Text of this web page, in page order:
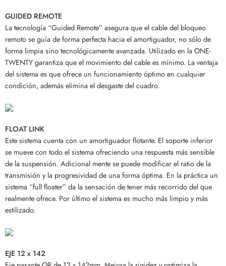
GUIDED REMOTE
La tecnología “Guided Remote” asegura que el cable del bloqueo
remoto se guía de forma perfecta hacia el amortiguador, no sólo de
forma limpia sino tecnológicamente avanzada. Utilizado en la ONE-
TWENTY garantiza que el movimiento del cable es mínimo. La ventaja
del sistema es que ofrece un funcionamiento óptimo en cualquier
condición, además elimina el desgaste del cuadro.
FLOAT LINK
Este sistema cuenta con un amortiguador flotante. El soporte inferior
se mueve con todo el sistema ofreciendo una respuesta más sensible
de la suspensión. Adicional mente se puede modificar el ratio de la
transmisión y la progresividad de una forma óptima. En la práctica un
sistema “full floater” da la sensación de tener más recorrido del que
realmente ofrece. Por último el sistema es mucho más limpio y más
estilizado.
EJE 12 x 142